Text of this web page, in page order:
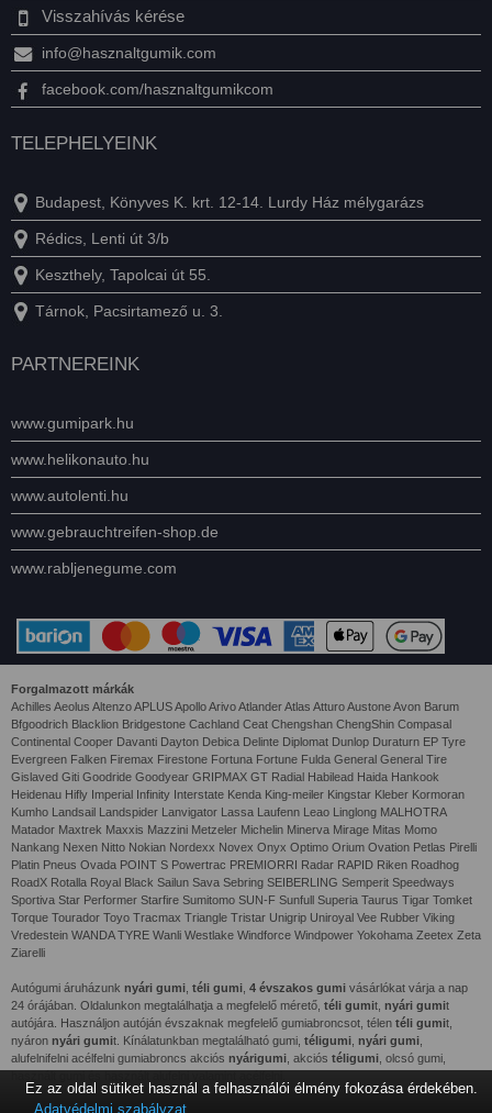
Visszahívás kérése
info@hasznaltgumik.com
facebook.com/hasznaltgumikcom
TELEPHELYEINK
Budapest, Könyves K. krt. 12-14. Lurdy Ház mélygarázs
Rédics, Lenti út 3/b
Keszthely, Tapolcai út 55.
Tárnok, Pacsirtamező u. 3.
PARTNEREINK
www.gumipark.hu
www.helikonauto.hu
www.autolenti.hu
www.gebrauchtreifen-shop.de
www.rabljenegume.com
Forgalmazott márkák
Achilles Aeolus Altenzo APLUS Apollo Arivo Atlander Atlas Atturo Austone Avon Barum
Bfgoodrich Blacklion Bridgestone Cachland Ceat Chengshan ChengShin Compasal
Continental Cooper Davanti Dayton Debica Delinte Diplomat Dunlop Duraturn EP Tyre
Evergreen Falken Firemax Firestone Fortuna Fortune Fulda General General Tire
Gislaved Giti Goodride Goodyear GRIPMAX GT Radial Habilead Haida Hankook
Heidenau Hifly Imperial Infinity Interstate Kenda King-meiler Kingstar Kleber Kormoran
Kumho Landsail Landspider Lanvigator Lassa Laufenn Leao Linglong MALHOTRA
Matador Maxtrek Maxxis Mazzini Metzeler Michelin Minerva Mirage Mitas Momo
Nankang Nexen Nitto Nokian Nordexx Novex Onyx Optimo Orium Ovation Petlas Pirelli
Platin Pneus Ovada POINT S Powertrac PREMIORRI Radar RAPID Riken Roadhog
RoadX Rotalla Royal Black Sailun Sava Sebring SEIBERLING Semperit Speedways
Sportiva Star Performer Starfire Sumitomo SUN-F Sunfull Superia Taurus Tigar Tomket
Torque Tourador Toyo Tracmax Triangle Tristar Unigrip Uniroyal Vee Rubber Viking
Vredestein WANDA TYRE Wanli Westlake Windforce Windpower Yokohama Zeetex Zeta
Ziarelli
Autógumi áruházunk nyári gumi, téli gumi, 4 évszakos gumi vásárlókat várja a nap
24 órájában. Oldalunkon megtalálhatja a megfelelő mérető, téli gumit, nyári gumit
autójára. Használjon autóján évszaknak megfelelő gumiabroncsot, télen téli gumit,
nyáron nyári gumit. Kínálatunkban megtalálható gumi, téligumi, nyári gumi,
alufelnifelni acélfelni gumiabroncs akciós nyárigumi, akciós téligumi, olcsó gumi,
Ez az oldal sütiket használ a felhasználói élmény fokozása érdekében.
Adatvédelmi szabályzat